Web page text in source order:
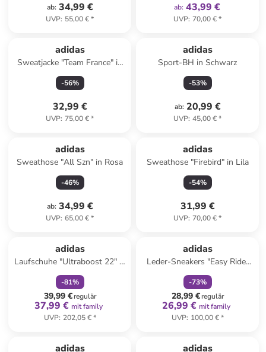
ab: 34,99 €
UVP: 55,00 €*
ab: 43,99 €
UVP: 70,00 €*
adidas
Sweatjacke "Team France" in
Dunkelblau
-56%
32,99 €
UVP: 75,00 €*
adidas
Sport-BH in Schwarz
-53%
ab: 20,99 €
UVP: 45,00 €*
adidas
Sweathose "All Szn" in Rosa
-46%
ab: 34,99 €
UVP: 65,00 €*
adidas
Sweathose "Firebird" in Lila
-54%
31,99 €
UVP: 70,00 €*
adidas
Laufschuhe "Ultraboost 22" in
Bunt
-81%
39,99 €regulär
37,99 € mit family
UVP: 202,05 €*
adidas
Leder-Sneakers "Easy Rider
Vintage" in Hellblau
-73%
28,99 €regulär
26,99 € mit family
UVP: 100,00 €*
adidas adidas